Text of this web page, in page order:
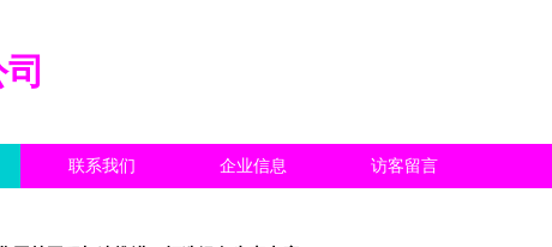
联系我们 企业信息 访客留言